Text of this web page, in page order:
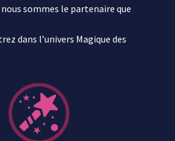
sommes le partenaire que
dans l’univers Magique des